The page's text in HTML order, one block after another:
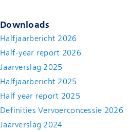
Downloads
Halfjaarbericht 2026
Half-year report 2026
Jaarverslag 2025
Halfjaarbericht 2025
Half year report 2025
Definities Vervoerconcessie 2026
Jaarverslag 2024